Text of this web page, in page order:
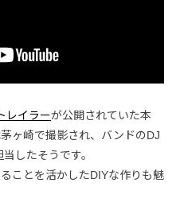
トレイラーが公開されていた本
ヶ崎で撮影され、バンドのDJ
したそうです。
ことを活かしたDIYな作りも魅